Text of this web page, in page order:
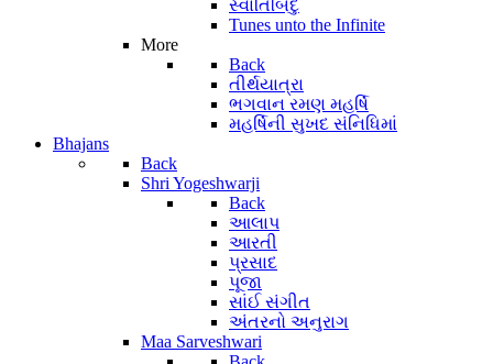
સ્વાતિબિંદુ
Tunes unto the Infinite
More
Back
તીર્થયાત્રા
ભગવાન રમણ મહર્ષિ
મહર્ષિની સુખદ સંનિધિમાં
Bhajans
Back
Shri Yogeshwarji
Back
આલાપ
આરતી
પ્રસાદ
પૂજા
સાંઈ સંગીત
અંતરનો અનુરાગ
Maa Sarveshwari